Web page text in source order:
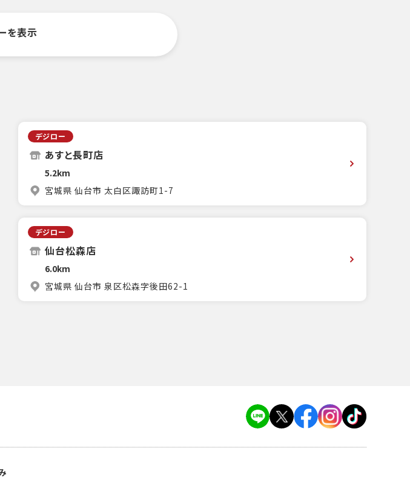
を表示
デジロー
あすと長町店
5.2km
宮城県 仙台市 太白区諏訪町1-7
デジロー
仙台松森店
6.0km
宮城県 仙台市 泉区松森字後田62-1